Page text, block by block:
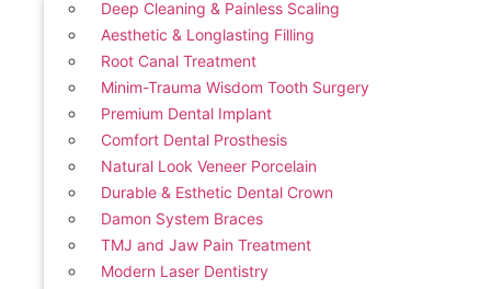
Deep Cleaning & Painless Scaling
Aesthetic & Longlasting Filling
Root Canal Treatment
Minim-Trauma Wisdom Tooth Surgery
Premium Dental Implant
Comfort Dental Prosthesis
Natural Look Veneer Porcelain
Durable & Esthetic Dental Crown
Damon System Braces
TMJ and Jaw Pain Treatment
Modern Laser Dentistry